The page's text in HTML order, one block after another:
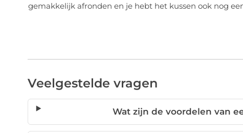
gemakkelijk afronden en je hebt het kussen ook nog
Veelgestelde vragen
Wat zijn de voordelen van